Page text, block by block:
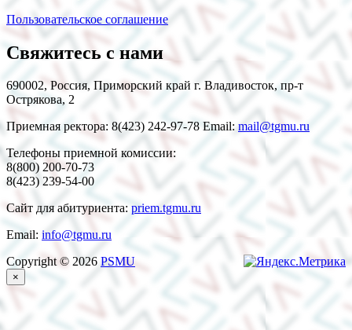
Пользовательское соглашение
Свяжитесь с нами
690002, Россия, Приморский край г. Владивосток, пр-т
Острякова, 2
Приемная ректора: 8(423) 242-97-78 Email: mail@tgmu.ru
Телефоны приемной комиссии:
8(800) 200-70-73
8(423) 239-54-00
Сайт для абитуриента: priem.tgmu.ru
Email: info@tgmu.ru
Copyright © 2026 PSMU
×